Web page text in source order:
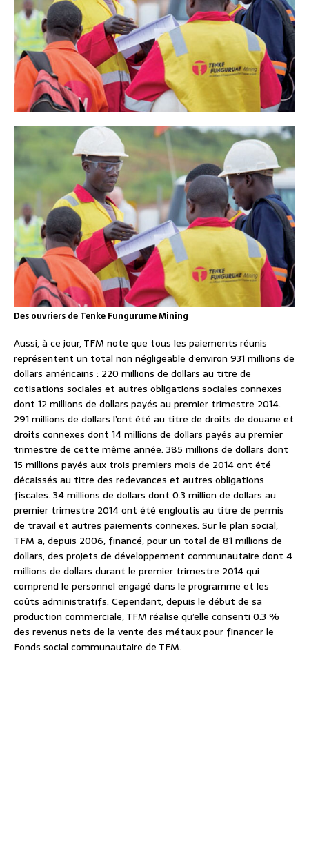
Des ouvriers de Tenke Fungurume Mining
Aussi, à ce jour, TFM note que tous les paiements réunis
représentent un total non négligeable d’environ 931 millions de
dollars américains : 220 millions de dollars au titre de
cotisations sociales et autres obligations sociales connexes
dont 12 millions de dollars payés au premier trimestre 2014.
291 millions de dollars l’ont été au titre de droits de douane et
droits connexes dont 14 millions de dollars payés au premier
trimestre de cette même année. 385 millions de dollars dont
15 millions payés aux trois premiers mois de 2014 ont été
décaissés au titre des redevances et autres obligations
fiscales. 34 millions de dollars dont 0.3 million de dollars au
premier trimestre 2014 ont été engloutis au titre de permis
de travail et autres paiements connexes. Sur le plan social,
TFM a, depuis 2006, financé, pour un total de 81 millions de
dollars, des projets de développement communautaire dont 4
millions de dollars durant le premier trimestre 2014 qui
comprend le personnel engagé dans le programme et les
coûts administratifs. Cependant, depuis le début de sa
production commerciale, TFM réalise qu’elle consenti 0.3 %
des revenus nets de la vente des métaux pour financer le
Fonds social communautaire de TFM.